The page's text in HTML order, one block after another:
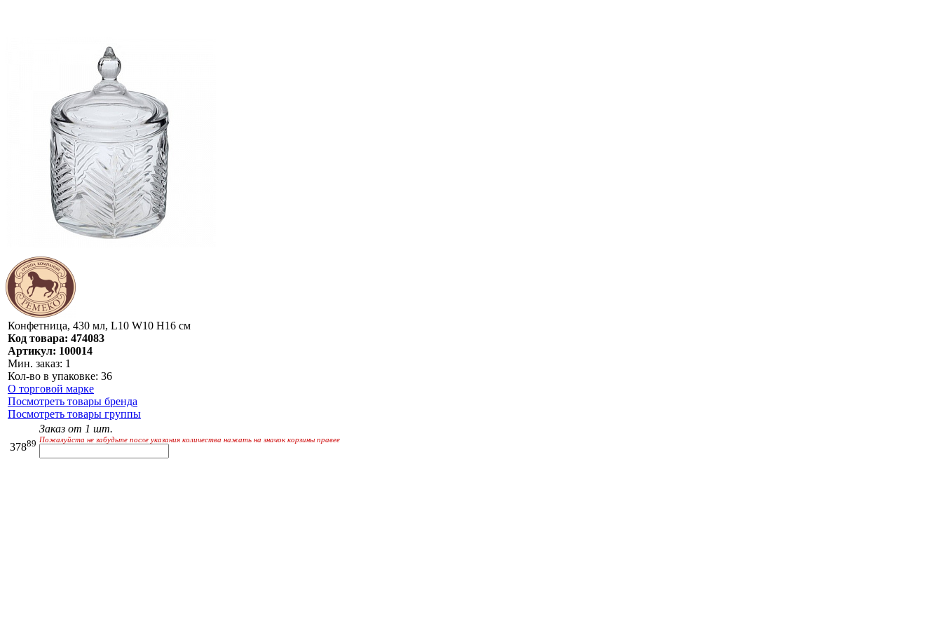
Конфетница, 430 мл, L10 W10 H16 см
Код товара: 474083
Артикул: 100014
Мин. заказ: 1
Кол-во в упаковке: 36
О торговой марке
Посмотреть товары бренда
Посмотреть товары группы
37889
Заказ от 1 шт.
Пожалуйста не забудьте после указания количества нажать на значок корзины правее